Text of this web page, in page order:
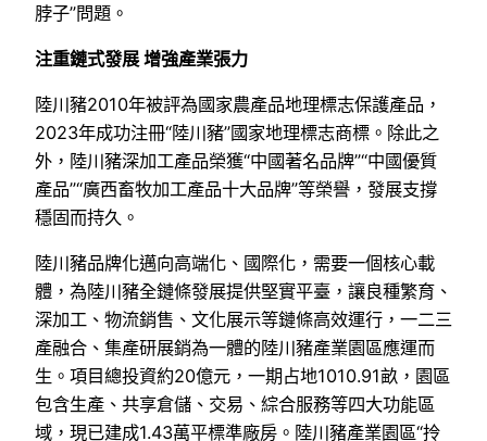
脖子”問題。
注重鏈式發展 增強產業張力
陸川豬2010年被評為國家農產品地理標志保護產品，
2023年成功注冊“陸川豬”國家地理標志商標。除此之
外，陸川豬深加工產品榮獲“中國著名品牌”“中國優質
產品”“廣西畜牧加工產品十大品牌”等榮譽，發展支撐
穩固而持久。
陸川豬品牌化邁向高端化、國際化，需要一個核心載
體，為陸川豬全鏈條發展提供堅實平臺，讓良種繁育、
深加工、物流銷售、文化展示等鏈條高效運行，一二三
產融合、集產研展銷為一體的陸川豬產業園區應運而
生。項目總投資約20億元，一期占地1010.91畝，園區
包含生產、共享倉儲、交易、綜合服務等四大功能區
域，現已建成1.43萬平標準廠房。陸川豬產業園區“拎